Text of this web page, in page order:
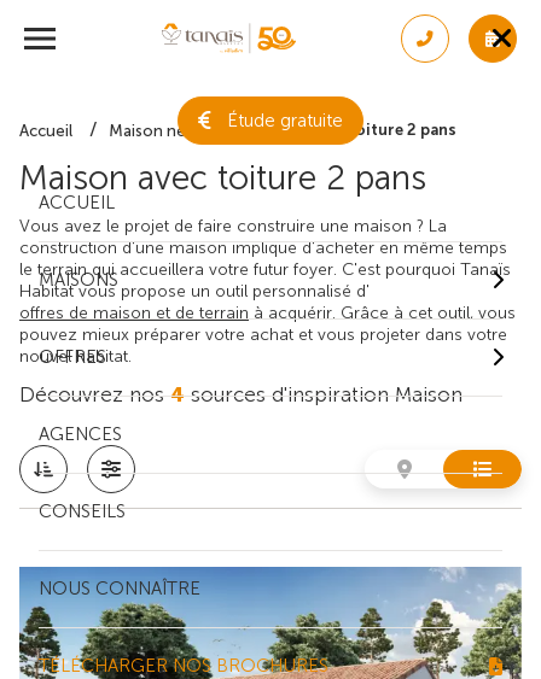
Étude gratuite
ACCUEIL
MAISONS
OFFRES
AGENCES
CONSEILS
NOUS CONNAÎTRE
TÉLÉCHARGER NOS BROCHURES
Accueil Maison neuve Maison avec toiture 2 pans
Maison avec toiture 2 pans
Vous avez le projet de faire construire une maison ? La
construction d'une maison implique d'acheter en même temps
le terrain qui accueillera votre futur foyer. C'est pourquoi Tanaïs
Habitat vous propose un outil personnalisé d'
offres de maison et de terrain à acquérir. Grâce à cet outil, vous
pouvez mieux préparer votre achat et vous projeter dans votre
nouvel habitat.
Découvrez nos4sources d'inspiration Maison